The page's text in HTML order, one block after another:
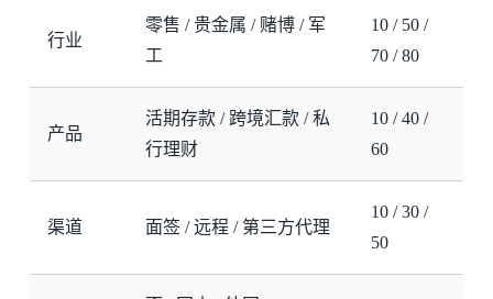
行业
零售 / 贵金属 / 赌博 / 军
工
10 / 50 /
70 / 80
产品
活期存款 / 跨境汇款 / 私
行理财
10 / 40 /
60
渠道 面签 / 远程 / 第三方代理
10 / 30 /
50